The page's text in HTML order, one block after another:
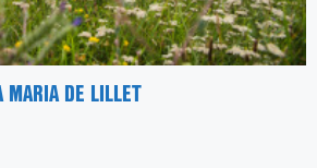
MARIA DE LILLET